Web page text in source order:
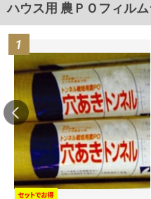
ハウス用 農ＰＯフィル